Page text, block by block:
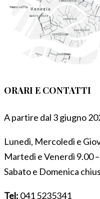
ORARI E CONTATTI
A partire dal 3 giugno
Lunedì, Mercoledì e
Martedì e Venerdì 9.00
Sabato e Domenica
Tel: 041 5235341